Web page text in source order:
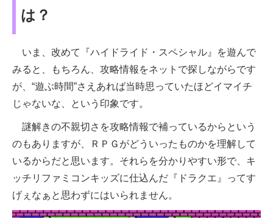
は？
いま、改めて『ハイドライド・スペシャル』を遊んで
みると、もちろん、攻略情報をネットで探しながらです
が、“遊ぶ時間”さえあれば当時思っていたほどイマイチ
じゃないな、という印象です。
謎解きの不親切さを攻略情報で補っているからという
のもありますが、ＲＰＧがどういったものかを理解して
いるからだと思います。それらを分かりやすい形で、キ
ッチリファミコンキッズに仕込んだ『ドラクエ』ってす
げぇなぁと思わずにはいられません。